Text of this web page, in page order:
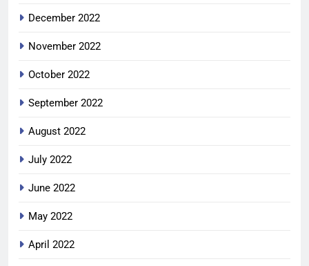
December 2022
November 2022
October 2022
September 2022
August 2022
July 2022
June 2022
May 2022
April 2022